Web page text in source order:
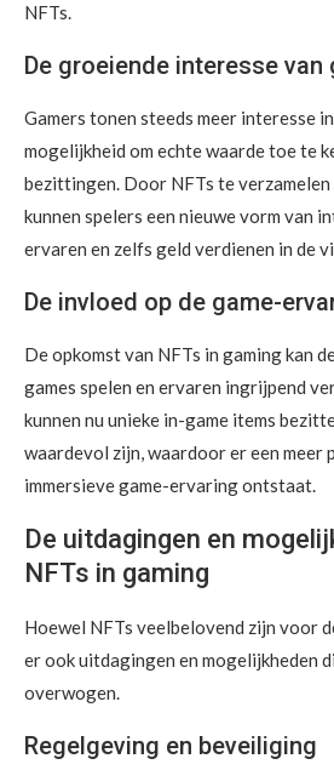
NFTs.
De groeiende interesse van
Gamers tonen steeds meer interesse
mogelijkheid om echte waarde toe te
bezittingen. Door NFTs te verzamelen
kunnen spelers een nieuwe vorm van
ervaren en zelfs geld verdienen in de
De invloed op de game-
De opkomst van NFTs in gaming kan
games spelen en ervaren ingrijpend
kunnen nu unieke in-game items
waardevol zijn, waardoor er een meer
immersieve game-ervaring ontstaat.
De uitdagingen en
NFTs in gaming
Hoewel NFTs veelbelovend zijn voor
er ook uitdagingen en mogelijkheden
overwogen.
Regelgeving en beveiliging